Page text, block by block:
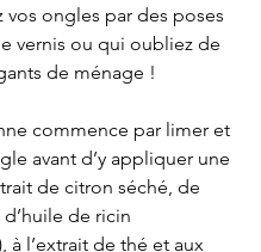
ongles par des poses
vernis ou qui oubliez de
de ménage !
commence par limer et
avant d’y appliquer une
de citron séché, de
de ricin
à l’extrait de thé et aux